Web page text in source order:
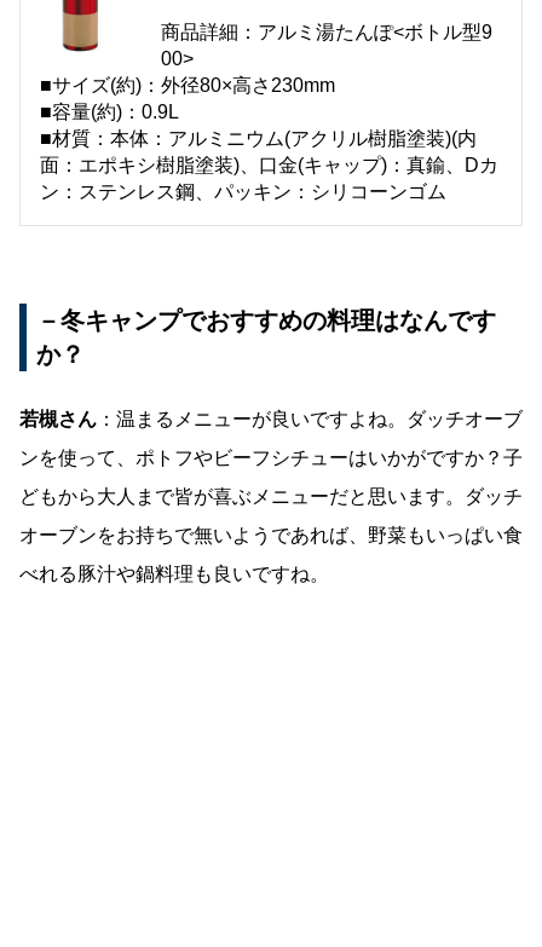
商品詳細：アルミ湯たんぽ<ボトル型9
00>
■サイズ(約)：外径80×高さ230mm
■容量(約)：0.9L
■材質：本体：アルミニウム(アクリル樹脂塗装)(内
面：エポキシ樹脂塗装)、口金(キャップ)：真鍮、Dカ
ン：ステンレス鋼、パッキン：シリコーンゴム
－冬キャンプでおすすめの料理はなんです
か？
若槻さん ：温まるメニューが良いですよね。ダッチオーブ
ンを使って、ポトフやビーフシチューはいかがですか？子
どもから大人まで皆が喜ぶメニューだと思います。ダッチ
オーブンをお持ちで無いようであれば、野菜もいっぱい食
べれる豚汁や鍋料理も良いですね。